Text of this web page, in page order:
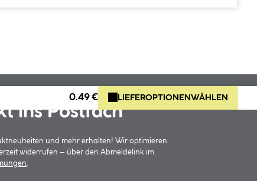
0.49 € LIEFEROPTIONEN WÄHLEN
ins Postfach
und mehr erhalten! Wir optimieren
widerrufen – über den Abmeldelink im